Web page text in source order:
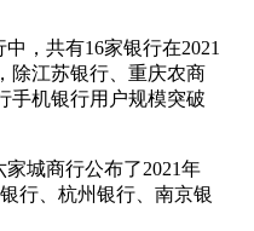
，共有16家银行在2021
除江苏银行、重庆农商
手机银行用户规模突破
城商行公布了2021年
行、杭州银行、南京银